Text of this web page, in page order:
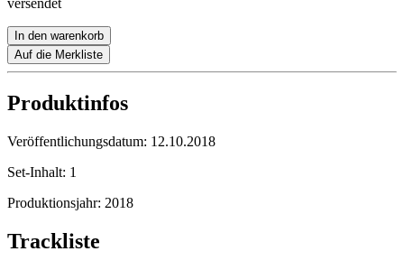
In den warenkorb
Auf die Merkliste
Produktinfos
Veröffentlichungsdatum: 12.10.2018
Set-Inhalt: 1
Produktionsjahr: 2018
Trackliste